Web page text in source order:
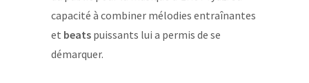
capacité à combiner mélodies entraînantes
et beats puissants lui a permis de se
démarquer.